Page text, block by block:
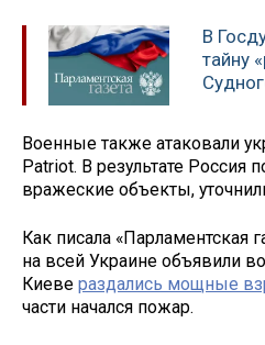
В
тайну
Военные также атаковали
Patriot. В результате Россия
вражеские объекты,
Как писала «Парламентская
на всей Украине объявили
Киеве раздались мощные
части начался пожар.